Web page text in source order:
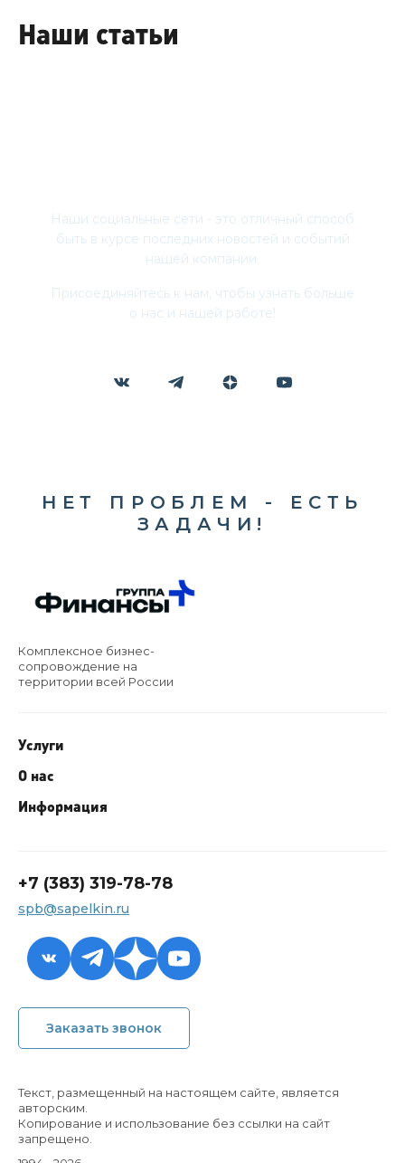
+7 (383) 319-78-78
spb@sapelkin.ru
Обратный звонок
Наши статьи
Наши социальные сети - это отличный способ
быть в курсе последних новостей и событий
нашей компании.
Присоединяйтесь к нам, чтобы узнать больше
о нас и нашей работе!
НЕТ ПРОБЛЕМ - ЕСТЬ
ЗАДАЧИ!
Комплексное бизнес-
сопровождение на
территории всей России
Услуги
О нас
Информация
+7 (383) 319-78-78
spb@sapelkin.ru
Заказать звонок
Текст, размещенный на настоящем сайте, является
авторским.
Копирование и использование без ссылки на сайт
запрещено.